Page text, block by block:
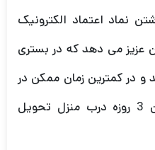
نماد اعتماد الکترونیک
عزیز می دهد که در بستری
و در کمترین زمان ممکن در
تهران یک روزه و در شهرستان 3 روزه درب منزل تحویل